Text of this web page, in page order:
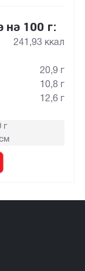
на 100 г:
241,93 ккал
20,9 г
10,8 г
12,6 г
г